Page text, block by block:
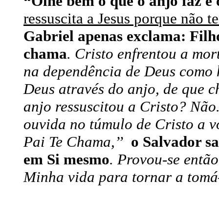
ressuscita a Jesus porque não
Gabriel apenas exclama:
chama. Cristo enfrentou a
na dependência de Deus
Deus através do anjo, de que
anjo ressuscitou a Cristo?
ouvida no túmulo de Cristo a
Pai Te Chama,’’ o Salvador
em Si mesmo. Provou-se
Minha vida para tornar a